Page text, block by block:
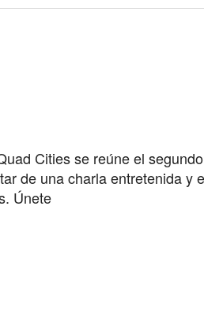
Cities se reúne el
de una charla entretenida y
Únete